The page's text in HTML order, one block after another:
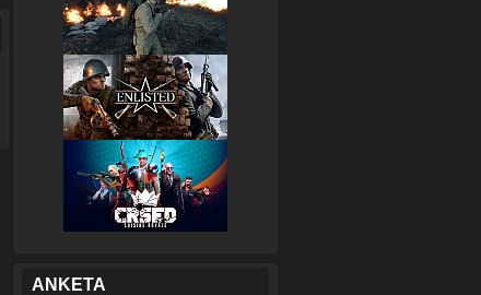
ANKETA